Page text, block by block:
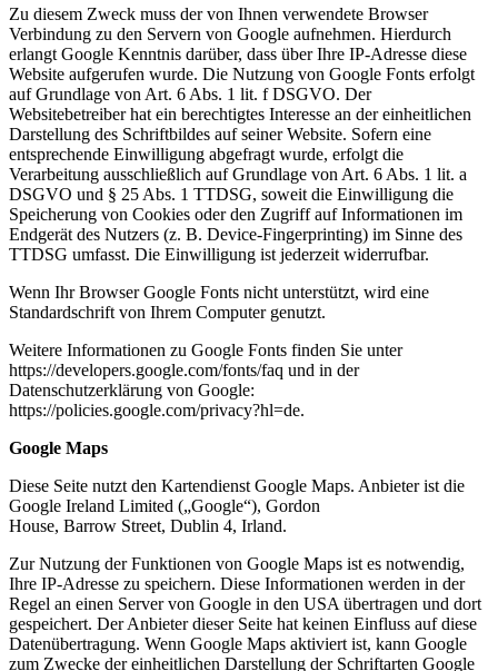
Zu diesem Zweck muss der von Ihnen verwendete Browser
Verbindung zu den Servern von Google aufnehmen. Hierdurch
erlangt Google Kenntnis darüber, dass über Ihre IP-Adresse diese
Website aufgerufen wurde. Die Nutzung von Google Fonts erfolgt
auf Grundlage von Art. 6 Abs. 1 lit. f DSGVO. Der
Websitebetreiber hat ein berechtigtes Interesse an der einheitlichen
Darstellung des Schriftbildes auf seiner Website. Sofern eine
entsprechende Einwilligung abgefragt wurde, erfolgt die
Verarbeitung ausschließlich auf Grundlage von Art. 6 Abs. 1 lit. a
DSGVO und § 25 Abs. 1 TTDSG, soweit die Einwilligung die
Speicherung von Cookies oder den Zugriff auf Informationen im
Endgerät des Nutzers (z. B. Device-Fingerprinting) im Sinne des
TTDSG umfasst. Die Einwilligung ist jederzeit widerrufbar.
Wenn Ihr Browser Google Fonts nicht unterstützt, wird eine
Standardschrift von Ihrem Computer genutzt.
Weitere Informationen zu Google Fonts finden Sie unter
https://developers.google.com/fonts/faq und in der
Datenschutzerklärung von Google:
https://policies.google.com/privacy?hl=de.
Google Maps
Diese Seite nutzt den Kartendienst Google Maps. Anbieter ist die
Google Ireland Limited („Google“), Gordon
House, Barrow Street, Dublin 4, Irland.
Zur Nutzung der Funktionen von Google Maps ist es notwendig,
Ihre IP-Adresse zu speichern. Diese Informationen werden in der
Regel an einen Server von Google in den USA übertragen und dort
gespeichert. Der Anbieter dieser Seite hat keinen Einfluss auf diese
Datenübertragung. Wenn Google Maps aktiviert ist, kann Google
zum Zwecke der einheitlichen Darstellung der Schriftarten Google